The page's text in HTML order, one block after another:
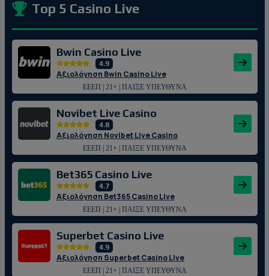
Top 5 Casino Live
Bwin Casino Live
4.9
Αξιολόγηση Bwin Casino Live
ΕΕΕΠ | 21+ | ΠΑΙΞΕ ΥΠΕΥΘΥΝΑ
Novibet Live Casino
4.8
Αξιολόγηση Novibet Live Casino
ΕΕΕΠ | 21+ | ΠΑΙΞΕ ΥΠΕΥΘΥΝΑ
Bet365 Casino Live
4.7
Αξιολόγηση Bet365 Casino Live
ΕΕΕΠ | 21+ | ΠΑΙΞΕ ΥΠΕΥΘΥΝΑ
Superbet Casino Live
4.9
Αξιολόγηση Superbet Casino Live
ΕΕΕΠ | 21+ | ΠΑΙΞΕ ΥΠΕΥΘΥΝΑ